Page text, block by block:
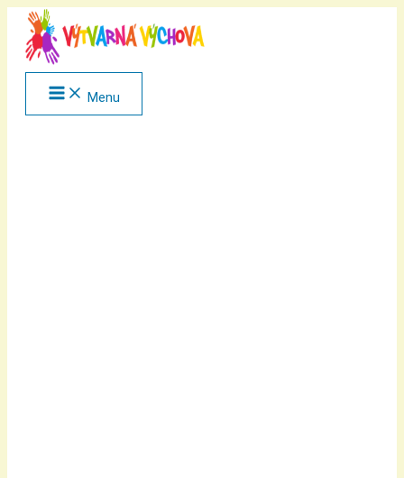
Přeskočit
obsah
Menu